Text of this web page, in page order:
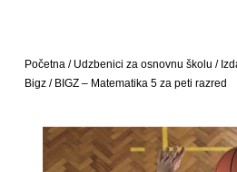
Početna/ Udzbenici za osnovnu školu /
Bigz/ BIGZ – Matematika 5 za peti razred